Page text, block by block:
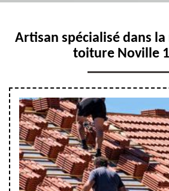
Artisan spécialisé dans
toiture Noville